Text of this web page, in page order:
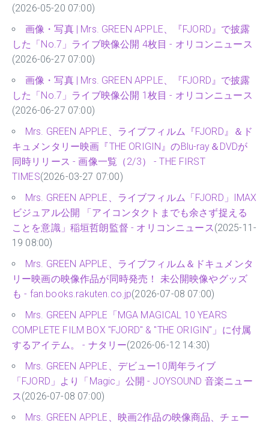
(2026-05-20 07:00)
画像・写真 | Mrs. GREEN APPLE、『FJORD』で披露
した「No.7」ライブ映像公開 4枚目 - オリコンニュース
(2026-06-27 07:00)
画像・写真 | Mrs. GREEN APPLE、『FJORD』で披露
した「No.7」ライブ映像公開 1枚目 - オリコンニュース
(2026-06-27 07:00)
Mrs. GREEN APPLE、ライブフィルム『FJORD』＆ド
キュメンタリー映画『THE ORIGIN』のBlu-ray＆DVDが
同時リリース - 画像一覧（2/3） - THE FIRST
TIMES(2026-03-27 07:00)
Mrs. GREEN APPLE、ライブフィルム「FJORD」IMAX
ビジュアル公開 「アイコンタクトまでも余さず捉える
ことを意識」稲垣哲朗監督 - オリコンニュース(2025-11-
19 08:00)
Mrs. GREEN APPLE、ライブフィルム＆ドキュメンタ
リー映画の映像作品が同時発売！ 未公開映像やグッズ
も - fan.books.rakuten.co.jp(2026-07-08 07:00)
Mrs. GREEN APPLE「MGA MAGICAL 10 YEARS
COMPLETE FILM BOX "FJORD" & "THE ORIGIN"」に付属
するアイテム。 - ナタリー(2026-06-12 14:30)
Mrs. GREEN APPLE、デビュー10周年ライブ
「FJORD」より「Magic」公開 - JOYSOUND 音楽ニュー
ス(2026-07-08 07:00)
Mrs. GREEN APPLE、映画2作品の映像商品、チェー